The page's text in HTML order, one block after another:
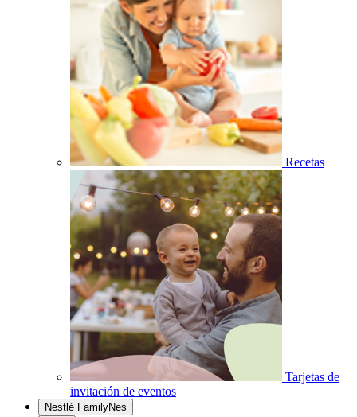
Recetas
Tarjetas de
invitación de eventos
Nestlé FamilyNes